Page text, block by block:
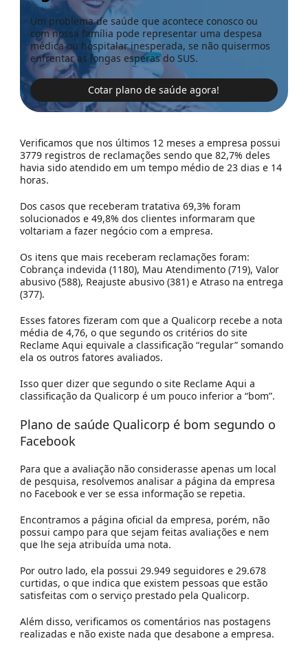
Um problema de saúde que acontece conosco ou
com nossa família pode representar uma despesa
médica ou hospitalar inesperada, se não quisermos
enfrentar as longas esperas do SUS.
Cotar plano de saúde agora!
Verificamos que nos últimos 12 meses a empresa possui
3779 registros de reclamações sendo que 82,7% deles
havia sido atendido em um tempo médio de 23 dias e 14
horas.
Dos casos que receberam tratativa 69,3% foram
solucionados e 49,8% dos clientes informaram que
voltariam a fazer negócio com a empresa.
Os itens que mais receberam reclamações foram:
Cobrança indevida (1180), Mau Atendimento (719), Valor
abusivo (588), Reajuste abusivo (381) e Atraso na entrega
(377).
Esses fatores fizeram com que a Qualicorp recebe a nota
média de 4,76, o que segundo os critérios do site
Reclame Aqui equivale a classificação “regular” somando
ela os outros fatores avaliados.
Isso quer dizer que segundo o site Reclame Aqui a
classificação da Qualicorp é um pouco inferior a “bom”.
Plano de saúde Qualicorp é bom segundo o
Facebook
Para que a avaliação não considerasse apenas um local
de pesquisa, resolvemos analisar a página da empresa
no Facebook e ver se essa informação se repetia.
Encontramos a página oficial da empresa, porém, não
possui campo para que sejam feitas avaliações e nem
que lhe seja atribuída uma nota.
Por outro lado, ela possui 29.949 seguidores e 29.678
curtidas, o que indica que existem pessoas que estão
satisfeitas com o serviço prestado pela Qualicorp.
Além disso, verificamos os comentários nas postagens
realizadas e não existe nada que desabone a empresa.